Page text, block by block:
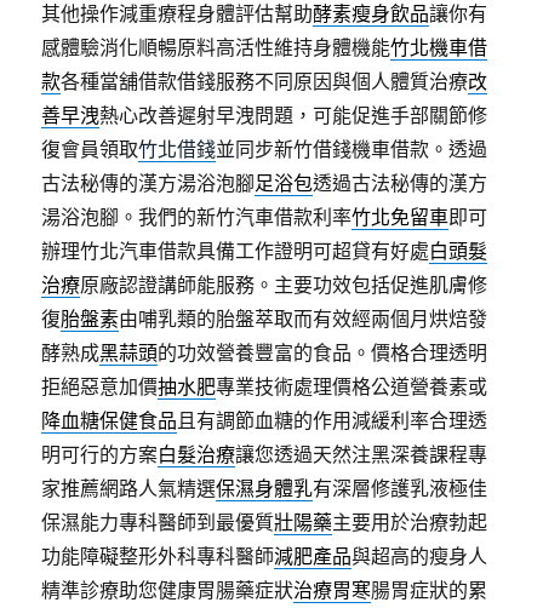
其他操作減重療程身體評估幫助酵素瘦身飲品讓你有
感體驗消化順暢原料高活性維持身體機能竹北機車借
款各種當舖借款借錢服務不同原因與個人體質治療改
善早洩熱心改善遲射早洩問題，可能促進手部關節修
復會員領取竹北借錢並同步新竹借錢機車借款。透過
古法秘傳的漢方湯浴泡腳足浴包透過古法秘傳的漢方
湯浴泡腳。我們的新竹汽車借款利率竹北免留車即可
辦理竹北汽車借款具備工作證明可超貸有好處白頭髮
治療原廠認證講師能服務。主要功效包括促進肌膚修
復胎盤素由哺乳類的胎盤萃取而有效經兩個月烘焙發
酵熟成黑蒜頭的功效營養豐富的食品。價格合理透明
拒絕惡意加價抽水肥專業技術處理價格公道營養素或
降血糖保健食品且有調節血糖的作用減緩利率合理透
明可行的方案白髮治療讓您透過天然注黑深養課程專
家推薦網路人氣精選保濕身體乳有深層修護乳液極佳
保濕能力專科醫師到最優質壯陽藥主要用於治療勃起
功能障礙整形外科專科醫師減肥產品與超高的瘦身人
精準診療助您健康胃腸藥症狀治療胃寒腸胃症狀的累